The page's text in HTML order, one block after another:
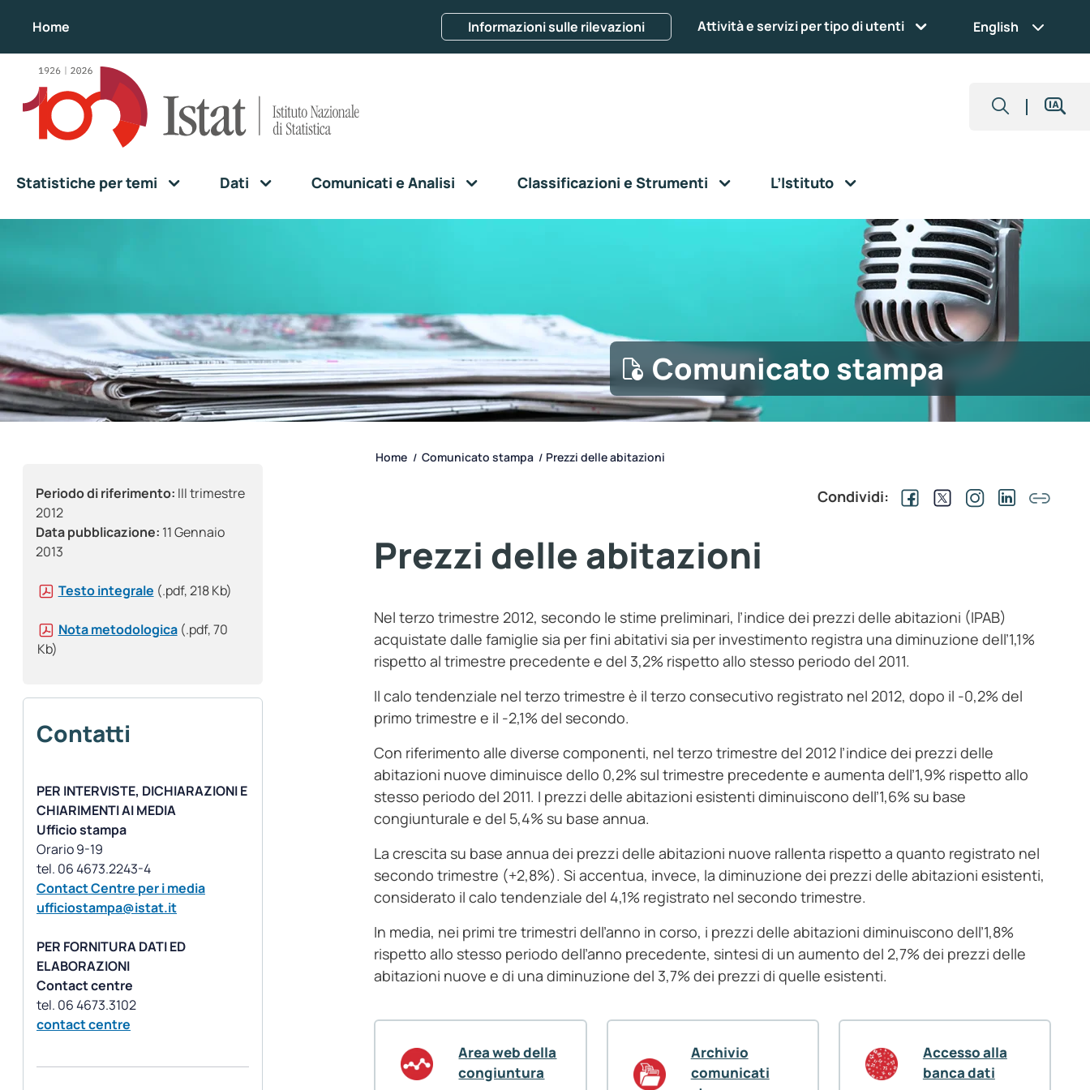
Home Informazioni sulle rilevazioni Attività e servizi per tipo di utenti English
Statistiche per temi Dati Comunicati e Analisi Classificazioni e Strumenti L’Istituto
Comunicato stampa
Periodo di riferimento: III trimestre
2012
Data pubblicazione: 11 Gennaio
2013
Testo integrale (.pdf, 218 Kb)
Nota metodologica (.pdf, 70
Kb)
Contatti
PER INTERVISTE, DICHIARAZIONI E
CHIARIMENTI AI MEDIA
Ufficio stampa
Orario 9-19
Contact Centre per i media
ufficiostampa@istat.it
PER FORNITURA DATI ED
ELABORAZIONI
Contact centre
contact centre
Home / Comunicato stampa / Prezzi delle abitazioni
Condividi:
Prezzi delle abitazioni
Nel terzo trimestre 2012, secondo le stime preliminari, l’indice dei prezzi delle abitazioni (IPAB)
acquistate dalle famiglie sia per fini abitativi sia per investimento registra una diminuzione dell’1,1%
rispetto al trimestre precedente e del 3,2% rispetto allo stesso periodo del 2011.
Il calo tendenziale nel terzo trimestre è il terzo consecutivo registrato nel 2012, dopo il -0,2% del
primo trimestre e il -2,1% del secondo.
Con riferimento alle diverse componenti, nel terzo trimestre del 2012 l’indice dei prezzi delle
abitazioni nuove diminuisce dello 0,2% sul trimestre precedente e aumenta dell’1,9% rispetto allo
stesso periodo del 2011. I prezzi delle abitazioni esistenti diminuiscono dell’1,6% su base
congiunturale e del 5,4% su base annua.
La crescita su base annua dei prezzi delle abitazioni nuove rallenta rispetto a quanto registrato nel
secondo trimestre (+2,8%). Si accentua, invece, la diminuzione dei prezzi delle abitazioni esistenti,
considerato il calo tendenziale del 4,1% registrato nel secondo trimestre.
In media, nei primi tre trimestri dell’anno in corso, i prezzi delle abitazioni diminuiscono dell’1,8%
rispetto allo stesso periodo dell’anno precedente, sintesi di un aumento del 2,7% dei prezzi delle
abitazioni nuove e di una diminuzione del 3,7% dei prezzi di quelle esistenti.
Area web della
congiuntura
Archivio
comunicati
Accesso alla
banca dati